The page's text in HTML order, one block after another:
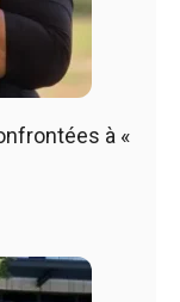
à «